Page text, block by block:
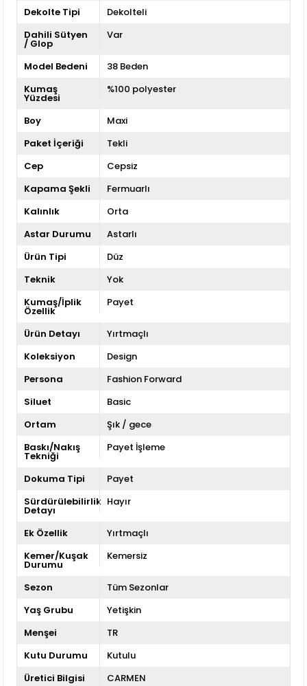
Dekolte Tipi
Dekolteli
Dahili Sütyen
/ Glop
Var
Model Bedeni
38 Beden
Kumaş
Yüzdesi
%100 polyester
Boy
Maxi
Paket İçeriği
Tekli
Cep
Cepsiz
Kapama Şekli
Fermuarlı
Kalınlık
Orta
Astar Durumu
Astarlı
Ürün Tipi
Düz
Teknik
Yok
Kumaş/İplik
Özellik
Payet
Ürün Detayı
Yırtmaçlı
Koleksiyon
Design
Persona
Fashion Forward
Siluet
Basic
Ortam
Şık / gece
Baskı/Nakış
Tekniği
Payet İşleme
Dokuma Tipi
Payet
Sürdürülebilirlik
Detayı
Hayır
Ek Özellik
Yırtmaçlı
Kemer/Kuşak
Durumu
Kemersiz
Sezon
Tüm Sezonlar
Yaş Grubu
Yetişkin
Menşei
TR
Kutu Durumu
Kutulu
Üretici Bilgisi
CARMEN